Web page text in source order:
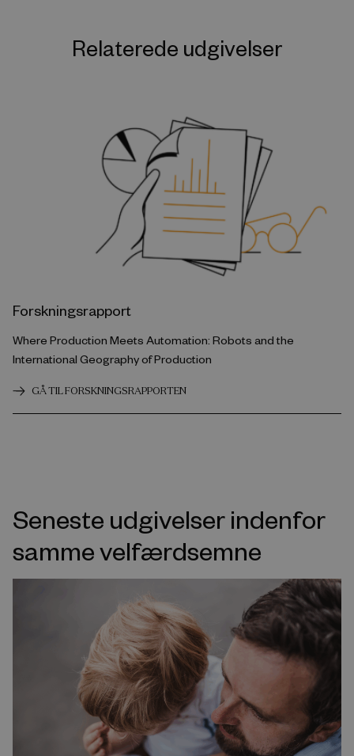
Relaterede udgivelser
Forskningsrapport
Where Production Meets Automation: Robots and the
International Geography of Production
GÅ TIL FORSKNINGSRAPPORTEN
Seneste udgivelser indenfor
samme velfærdsemne